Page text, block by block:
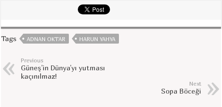
Tags ADNAN OKTAR HARUN YAHYA
Previous
Güneş’in Dünya’yı yutması
kaçınılmaz!
Next
Sopa Böceği